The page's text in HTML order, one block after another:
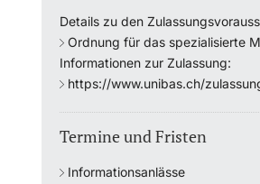
Details zu den
Ordnung für das spezialisierte
Informationen zur Zulassung:
https://www.unibas.ch/
Termine und Fristen
Informationsanlässe